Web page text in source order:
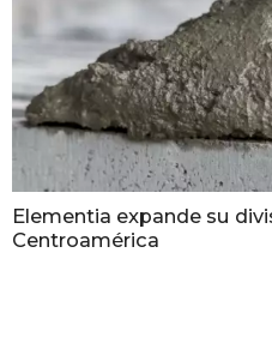
Elementia expande su
Centroamérica